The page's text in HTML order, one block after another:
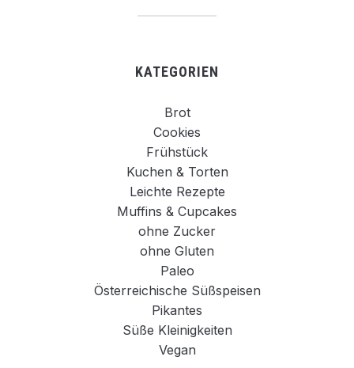
KATEGORIEN
Brot
Cookies
Frühstück
Kuchen & Torten
Leichte Rezepte
Muffins & Cupcakes
ohne Zucker
ohne Gluten
Paleo
Österreichische Süßspeisen
Pikantes
Süße Kleinigkeiten
Vegan